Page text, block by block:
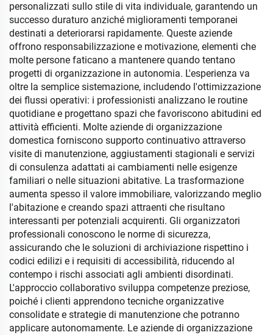
personalizzati sullo stile di vita individuale, garantendo un
successo duraturo anziché miglioramenti temporanei
destinati a deteriorarsi rapidamente. Queste aziende
offrono responsabilizzazione e motivazione, elementi che
molte persone faticano a mantenere quando tentano
progetti di organizzazione in autonomia. L'esperienza va
oltre la semplice sistemazione, includendo l'ottimizzazione
dei flussi operativi: i professionisti analizzano le routine
quotidiane e progettano spazi che favoriscono abitudini ed
attività efficienti. Molte aziende di organizzazione
domestica forniscono supporto continuativo attraverso
visite di manutenzione, aggiustamenti stagionali e servizi
di consulenza adattati ai cambiamenti nelle esigenze
familiari o nelle situazioni abitative. La trasformazione
aumenta spesso il valore immobiliare, valorizzando meglio
l'abitazione e creando spazi attraenti che risultano
interessanti per potenziali acquirenti. Gli organizzatori
professionali conoscono le norme di sicurezza,
assicurando che le soluzioni di archiviazione rispettino i
codici edilizi e i requisiti di accessibilità, riducendo al
contempo i rischi associati agli ambienti disordinati.
L'approccio collaborativo sviluppa competenze preziose,
poiché i clienti apprendono tecniche organizzative
consolidate e strategie di manutenzione che potranno
applicare autonomamente. Le aziende di organizzazione